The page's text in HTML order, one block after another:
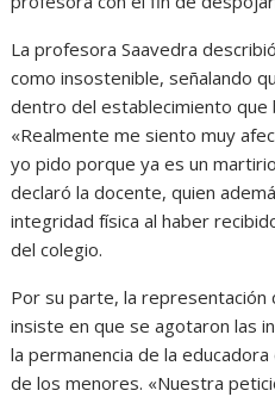
La profesora Saavedra
como insostenible, señalando
dentro del establecimiento que
«Realmente me siento muy
yo pido porque ya es un
declaró la docente, quien
integridad física al haber
del colegio.
Por su parte, la representación
insiste en que se agotaron las
la permanencia de la
de los menores. «Nuestra